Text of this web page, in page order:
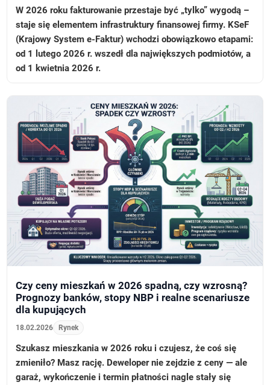
W 2026 roku fakturowanie przestaje być „tylko” wygodą –
staje się elementem infrastruktury finansowej firmy. KSeF
(Krajowy System e-Faktur) wchodzi obowiązkowo etapami:
od 1 lutego 2026 r. wszedł dla największych podmiotów, a
od 1 kwietnia 2026 r.
Czy ceny mieszkań w 2026 spadną, czy wzrosną?
Prognozy banków, stopy NBP i realne scenariusze
dla kupujących
18.02.2026 Rynek
Szukasz mieszkania w 2026 roku i czujesz, że coś się
zmieniło? Masz rację. Deweloper nie zejdzie z ceny — ale
garaż, wykończenie i termin płatności nagle stały się